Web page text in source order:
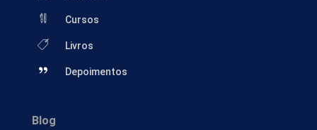
Cursos
Livros
Depoimentos
Blog